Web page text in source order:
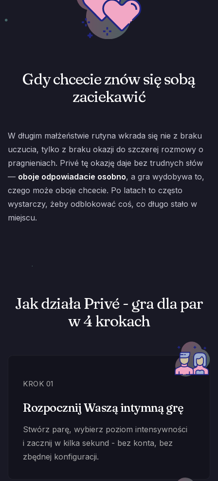
Gdy chcecie znów się sobą
zaciekawić
W długim małżeństwie rutyna wkrada się nie z braku
uczucia, tylko z braku okazji do szczerej rozmowy o
pragnieniach. Privé tę okazję daje bez trudnych słów
— oboje odpowiadacie osobno, a gra wydobywa to,
czego może oboje chcecie. Po latach to często
wystarczy, żeby odblokować coś, co długo stało w
miejscu.
Jak działa Privé - gra dla par
w 4 krokach
KROK 01
Rozpocznij Waszą intymną grę
Stwórz parę, wybierz poziom intensywności
i zacznij w kilka sekund - bez konta, bez
zbędnej konfiguracji.